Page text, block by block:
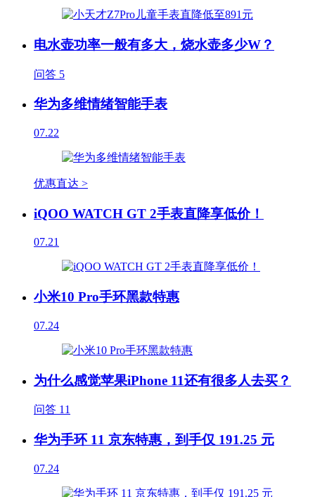
电水壶功率一般有多大，烧水壶多少W？
问答 5
华为多维情绪智能手表
07.22
优惠直达 >
iQOO WATCH GT 2手表直降享低价！
07.21
小米10 Pro手环黑款特惠
07.24
为什么感觉苹果iPhone 11还有很多人去买？
问答 11
华为手环 11 京东特惠，到手仅 191.25 元
07.24